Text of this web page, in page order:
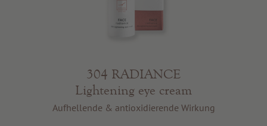
304 RADIANCE
Lightening eye cream
Aufhellende & antioxidierende Wirkung